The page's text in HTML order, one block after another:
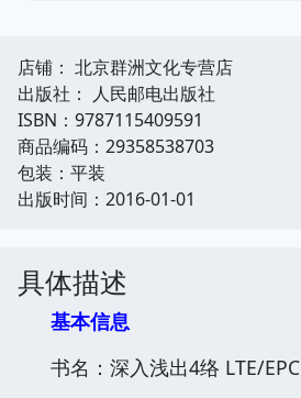
店铺： 北京群洲文化专营店
出版社： 人民邮电出版社
ISBN：9787115409591
商品编码：29358538703
包装：平装
出版时间：2016-01-01
具体描述
基本信息
书名：深入浅出4络 LTE/EPC